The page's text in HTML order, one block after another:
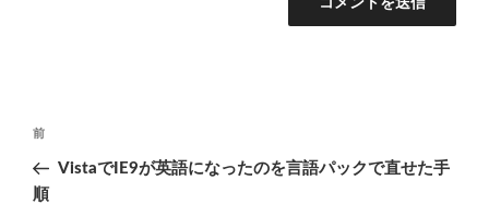
投
ナ
前
の
投
前
VistaでIE9が英語になったのを言語パックで直せた手
順